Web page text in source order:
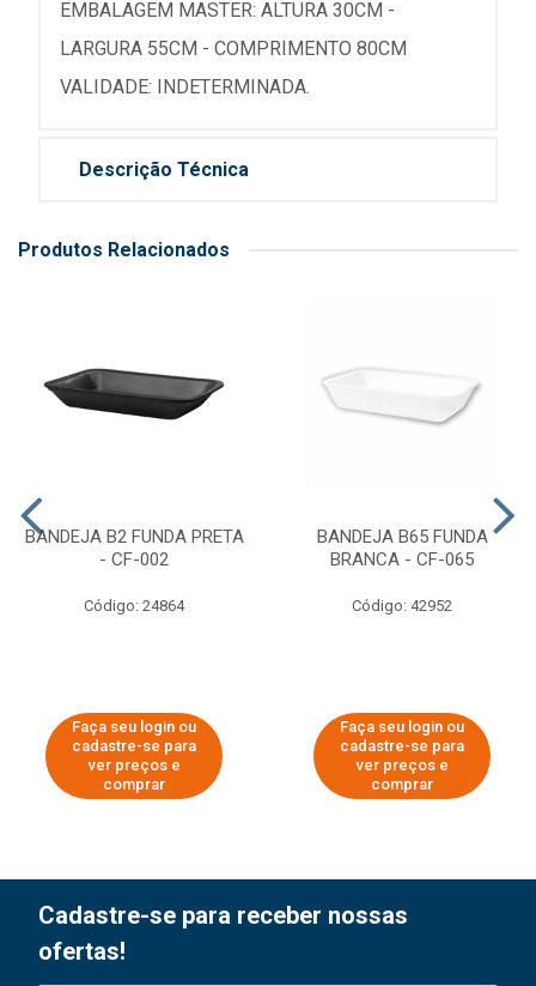
EMBALAGEM MASTER: ALTURA 30CM -
LARGURA 55CM - COMPRIMENTO 80CM
VALIDADE: INDETERMINADA.
Descrição Técnica
Produtos Relacionados
BANDEJA B2 FUNDA PRETA
- CF-002
Código: 24864
Faça seu login ou
cadastre-se para
ver preços e
comprar
BANDEJA B65 FUNDA
BRANCA - CF-065
Código: 42952
Faça seu login ou
cadastre-se para
ver preços e
comprar
Cadastre-se para receber nossas
ofertas!